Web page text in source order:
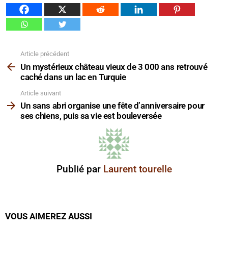
plus
Article précédent
Un mystérieux château vieux de 3 000 ans retrouvé
caché dans un lac en Turquie
Article suivant
Un sans abri organise une fête d’anniversaire pour
ses chiens, puis sa vie est bouleversée
Publié par Laurent tourelle
VOUS AIMEREZ AUSSI